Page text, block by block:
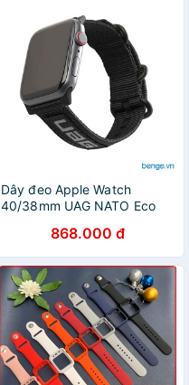
Dây đeo Apple Watch
40/38mm UAG NATO Eco
868.000 đ